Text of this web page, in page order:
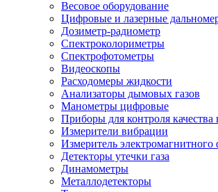
Весовое оборудование
Цифровые и лазерные
Дозиметр-радиометр
Спектроколориметры
Спектрофотометры
Видеоскопы
Расходомеры жидкости
Анализаторы дымовых газов
Манометры цифровые
Приборы для контроля качества
Измерители вибрации
Измеритель электромагнитного
Детекторы утечки газа
Динамометры
Металлодетекторы